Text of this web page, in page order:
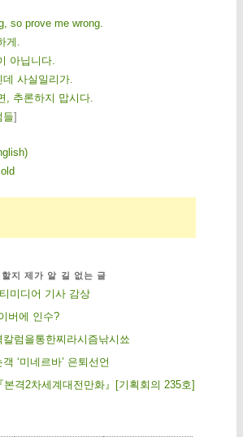
so prove me wrong.
게.
아닙니다.
사실일리가.
, 추론하지 맙시다.
들]
지 제가 알 길 없는 글
미디어 기사 감상
버에 인수?
럼을통한찌라시즘낚시쑈
‘미네르바’ 은퇴선언
본격2차세계대전만화』[기획회의 235호]